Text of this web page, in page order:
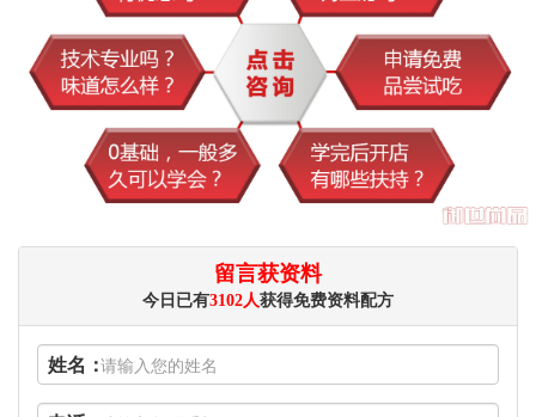
留言获资料
今日已有3102人获得免费资料配方
姓名：